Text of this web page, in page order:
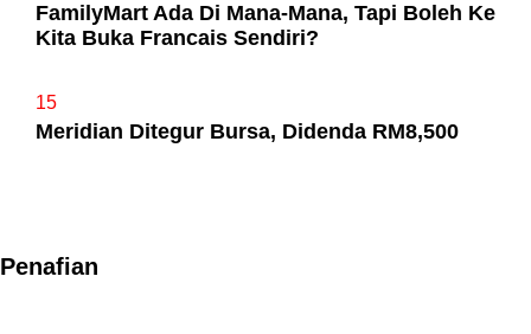
FamilyMart Ada Di Mana-Mana, Tapi Boleh Ke
Kita Buka Francais Sendiri?
15
Meridian Ditegur Bursa, Didenda RM8,500
Penafian